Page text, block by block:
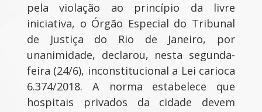
pela violação ao princípio da livre
iniciativa, o Órgão Especial do Tribunal
de Justiça do Rio de Janeiro, por
unanimidade, declarou, nesta segunda-
feira (24/6), inconstitucional a Lei carioca
6.374/2018. A norma estabelece que
hospitais privados da cidade devem